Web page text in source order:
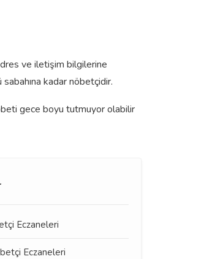
ve iletişim bilgilerine
sabahına kadar nöbetçidir.
gece boyu tutmuyor olabilir
Eczaneleri
Eczaneleri